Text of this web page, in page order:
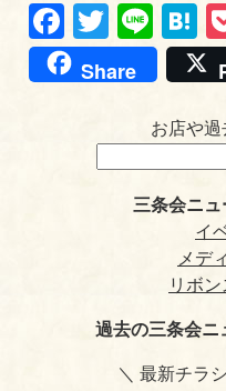
Fa
ce
bo
T
wi
tte
Li
ne
H
at
a
Share
お店や
三条会ニ
イ
メデ
リボ
過去の三条会ニ
＼ 最新チラシ